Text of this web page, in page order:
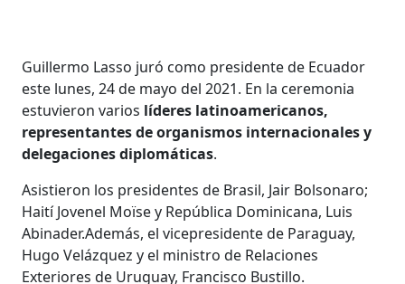
Guillermo Lasso juró como presidente de Ecuador
este lunes, 24 de mayo del 2021. En la ceremonia
estuvieron varios líderes latinoamericanos,
representantes de organismos internacionales y
delegaciones diplomáticas.
Asistieron los presidentes de Brasil, Jair Bolsonaro;
Haití Jovenel Moïse y República Dominicana, Luis
Abinader.Además, el vicepresidente de Paraguay,
Hugo Velázquez y el ministro de Relaciones
Exteriores de Uruguay, Francisco Bustillo.